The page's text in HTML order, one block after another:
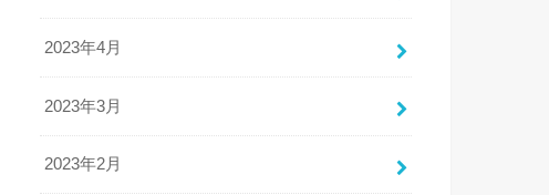
2023年4月
2023年3月
2023年2月